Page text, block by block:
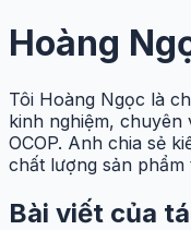
Hoàng
Tôi Hoàng Ngọc là
kinh nghiệm,
OCOP. Anh chia sẻ
chất lượng sản
Bài viết của